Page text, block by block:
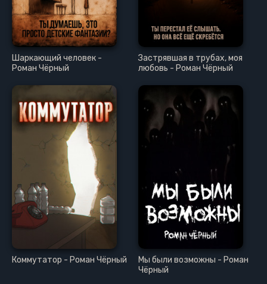
Шаркающий человек -
Роман Чёрный
Застрявшая в трубах, моя
любовь - Роман Чёрный
Коммутатор - Роман Чёрный
Мы были возможны - Роман
Чёрный